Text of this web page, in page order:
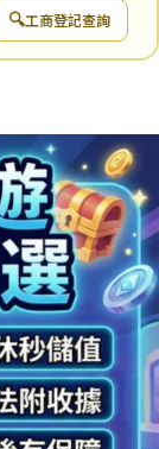
🔍工商登記查詢